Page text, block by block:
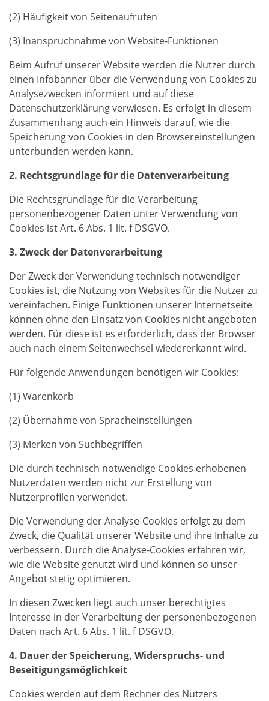
(2) Häufigkeit von Seitenaufrufen
(3) Inanspruchnahme von Website-Funktionen
Beim Aufruf unserer Website werden die Nutzer durch
einen Infobanner über die Verwendung von Cookies zu
Analysezwecken informiert und auf diese
Datenschutzerklärung verwiesen. Es erfolgt in diesem
Zusammenhang auch ein Hinweis darauf, wie die
Speicherung von Cookies in den Browsereinstellungen
unterbunden werden kann.
2. Rechtsgrundlage für die Datenverarbeitung
Die Rechtsgrundlage für die Verarbeitung
personenbezogener Daten unter Verwendung von
Cookies ist Art. 6 Abs. 1 lit. f DSGVO.
3. Zweck der Datenverarbeitung
Der Zweck der Verwendung technisch notwendiger
Cookies ist, die Nutzung von Websites für die Nutzer zu
vereinfachen. Einige Funktionen unserer Internetseite
können ohne den Einsatz von Cookies nicht angeboten
werden. Für diese ist es erforderlich, dass der Browser
auch nach einem Seitenwechsel wiedererkannt wird.
Für folgende Anwendungen benötigen wir Cookies:
(1) Warenkorb
(2) Übernahme von Spracheinstellungen
(3) Merken von Suchbegriffen
Die durch technisch notwendige Cookies erhobenen
Nutzerdaten werden nicht zur Erstellung von
Nutzerprofilen verwendet.
Die Verwendung der Analyse-Cookies erfolgt zu dem
Zweck, die Qualität unserer Website und ihre Inhalte zu
verbessern. Durch die Analyse-Cookies erfahren wir,
wie die Website genutzt wird und können so unser
Angebot stetig optimieren.
In diesen Zwecken liegt auch unser berechtigtes
Interesse in der Verarbeitung der personenbezogenen
Daten nach Art. 6 Abs. 1 lit. f DSGVO.
4. Dauer der Speicherung, Widerspruchs- und
Beseitigungsmöglichkeit
Cookies werden auf dem Rechner des Nutzers